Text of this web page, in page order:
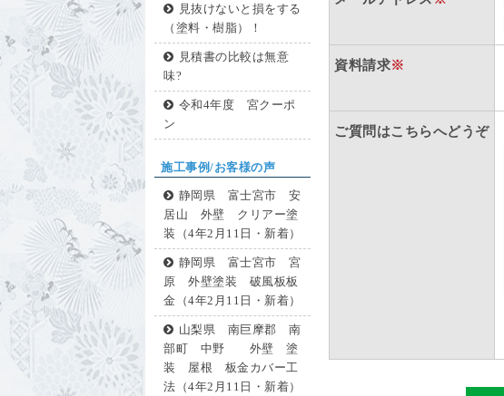
見抜けないと損をする
（塗料・樹脂）！
見積書の比較は無意
味?
令和4年度 宮クーポ
ン
施工事例/お客様の声
静岡県 富士宮市 安
居山 外壁 クリアー塗
装（4年2月11日・新着）
静岡県 富士宮市 宮
原 外壁塗装 破風板板
金（4年2月11日・新着）
山梨県 南巨摩郡 南
部町 中野 外壁 塗
装 屋根 板金カバー工
法（4年2月11日・新着）
資料請求※
ご質問はこちらへどうぞ